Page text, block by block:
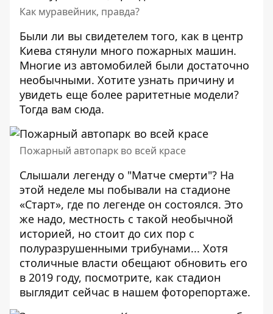
Как муравейник, правда?
Были ли вы свидетелем того, как в центр
Киева стянули много пожарных машин.
Многие из автомобилей были достаточно
необычными. Хотите узнать причину и
увидеть еще более раритетные модели?
Тогда вам сюда.
Пожарный автопарк во всей красе
Слышали легенду о "Матче смерти"? На
этой неделе мы побывали на стадионе
«Старт», где по легенде он состоялся. Это
же надо, местность с такой необычной
историей, но стоит до сих пор с
полуразрушенными трибунами... Хотя
столичные власти обещают обновить его
в 2019 году, посмотрите, как стадион
выглядит сейчас в нашем фоторепортаже.